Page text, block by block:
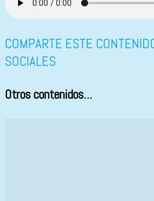
COMPARTE ESTE
SOCIALES
Otros contenidos...